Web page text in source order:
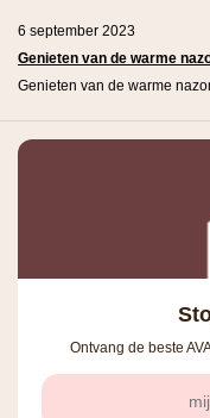
6 september 2023
Genieten van de warme
Genieten van de warme
Ontvang de beste